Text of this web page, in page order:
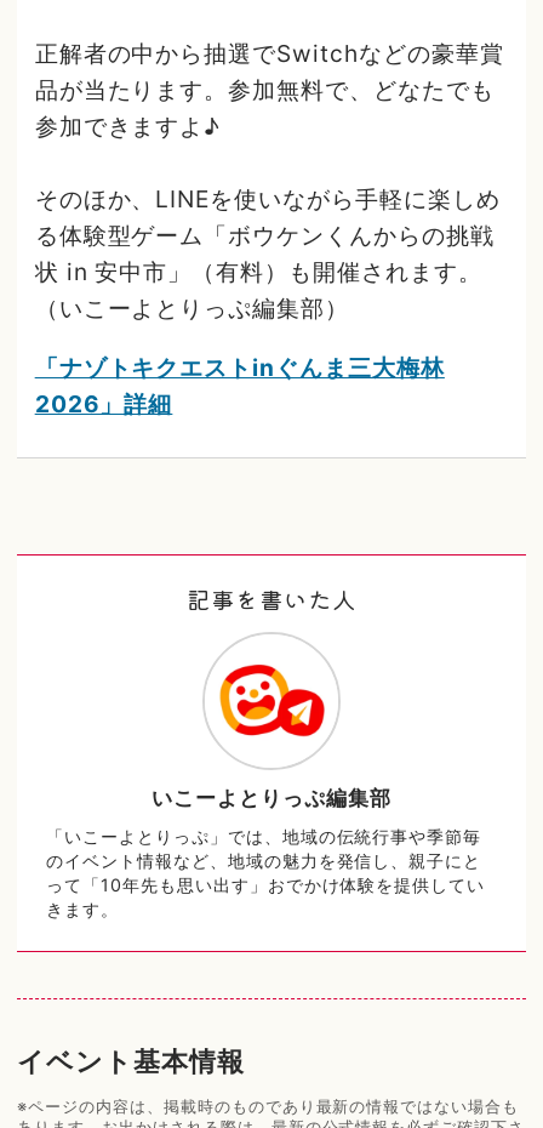
正解者の中から抽選でSwitchなどの豪華賞
品が当たります。参加無料で、どなたでも
参加できますよ♪
そのほか、LINEを使いながら手軽に楽しめ
る体験型ゲーム「ボウケンくんからの挑戦
状 in 安中市」（有料）も開催されます。
（いこーよとりっぷ編集部）
「ナゾトキクエストinぐんま三大梅林
2026」詳細
記事を書いた人
いこーよとりっぷ編集部
「いこーよとりっぷ」では、地域の伝統行事や季節毎
のイベント情報など、地域の魅力を発信し、親子にと
って「10年先も思い出す」おでかけ体験を提供してい
きます。
イベント基本情報
※ページの内容は、掲載時のものであり最新の情報ではない場合も